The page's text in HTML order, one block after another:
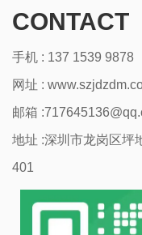
CONTACT
手机 : 137 1539 9878
网址 :
邮箱
地址 :深圳市龙岗区坪
401